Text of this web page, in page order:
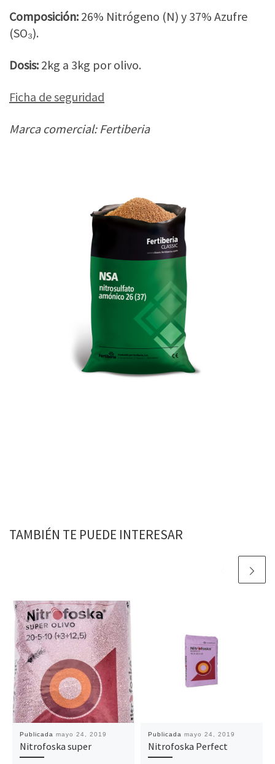
Composición: 26% Nitrógeno (N) y 37% Azufre
(SO₃).
Dosis: 2kg a 3kg por olivo.
Ficha de seguridad
Marca comercial: Fertiberia
TAMBIÉN TE PUEDE INTERESAR
Publicada mayo 24, 2019
Nitrofoska super
Publicada mayo 24, 2019
Nitrofoska Perfect